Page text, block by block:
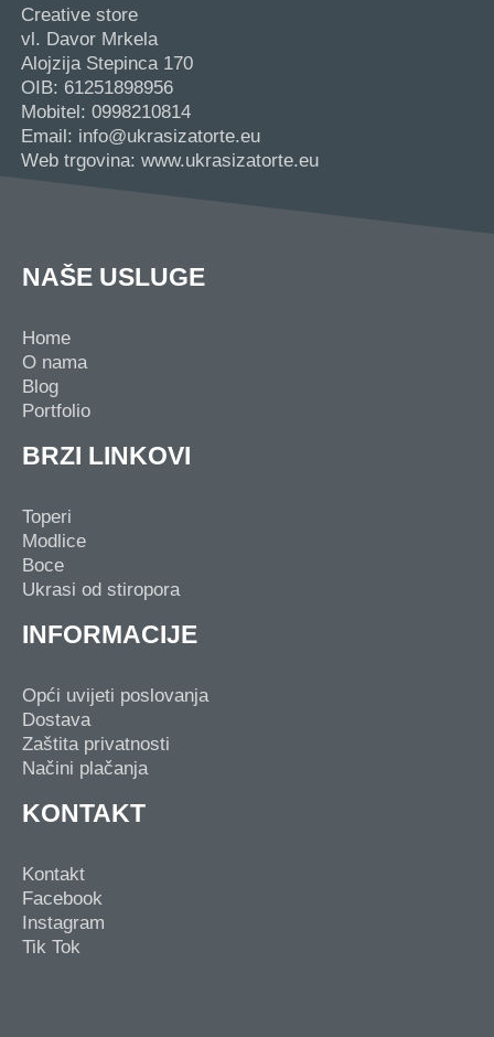
Creative store
vl. Davor Mrkela
Alojzija Stepinca 170
OIB: 61251898956
Mobitel: 0998210814
Email: info@ukrasizatorte.eu
Web trgovina: www.ukrasizatorte.eu
NAŠE USLUGE
Home
O nama
Blog
Portfolio
BRZI LINKOVI
Toperi
Modlice
Boce
Ukrasi od stiropora
INFORMACIJE
Opći uvijeti poslovanja
Dostava
Zaštita privatnosti
Načini plačanja
KONTAKT
Kontakt
Facebook
Instagram
Tik Tok